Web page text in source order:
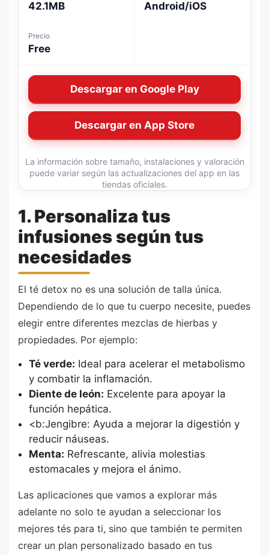
42.1MB Android/iOS
Precio
Free
Descargar en Google Play
Descargar en App Store
La información sobre tamaño, instalaciones y valoración
puede variar según las actualizaciones del app en las
tiendas oficiales.
1. Personaliza tus
infusiones según tus
necesidades
El té detox no es una solución de talla única.
Dependiendo de lo que tu cuerpo necesite, puedes
elegir entre diferentes mezclas de hierbas y
propiedades. Por ejemplo:
Té verde: Ideal para acelerar el metabolismo
y combatir la inflamación.
Diente de león: Excelente para apoyar la
función hepática.
<b:Jengibre: Ayuda a mejorar la digestión y
reducir náuseas.
Menta: Refrescante, alivia molestias
estomacales y mejora el ánimo.
Las aplicaciones que vamos a explorar más
adelante no solo te ayudan a seleccionar los
mejores tés para ti, sino que también te permiten
crear un plan personalizado basado en tus